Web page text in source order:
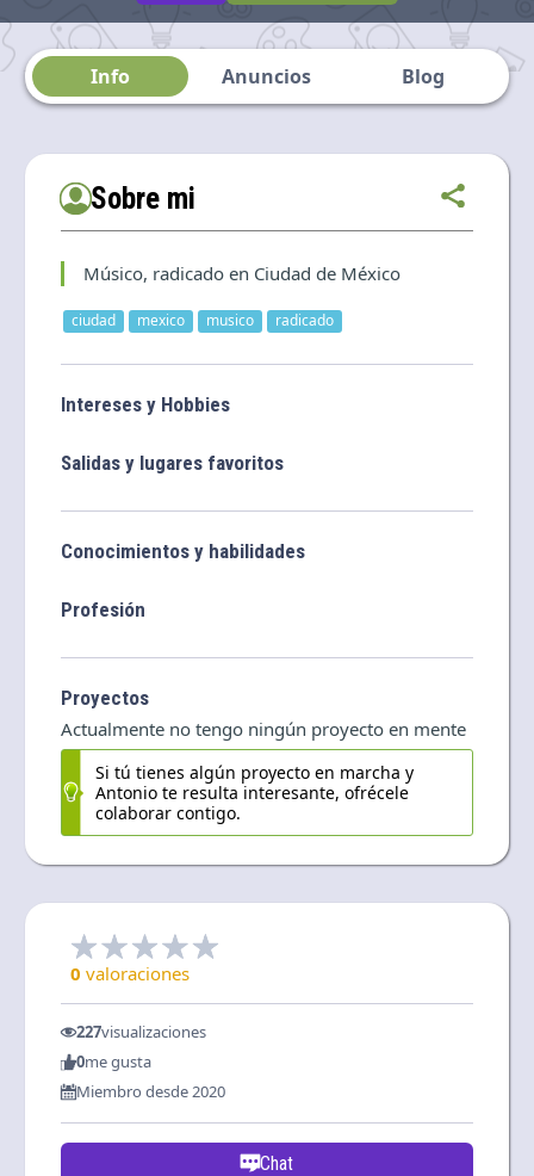
Language and currency
EN|USD
Info Anuncios Blog
Sobre mi
Músico, radicado en Ciudad de México
ciudad mexico musico radicado
Intereses y Hobbies
Salidas y lugares favoritos
Conocimientos y habilidades
Profesión
Proyectos
Actualmente no tengo ningún proyecto en mente
Si tú tienes algún proyecto en marcha y
Antonio te resulta interesante, ofrécele
colaborar contigo.
0 valoraciones
227visualizaciones
0me gusta
Miembro desde 2020
Chat